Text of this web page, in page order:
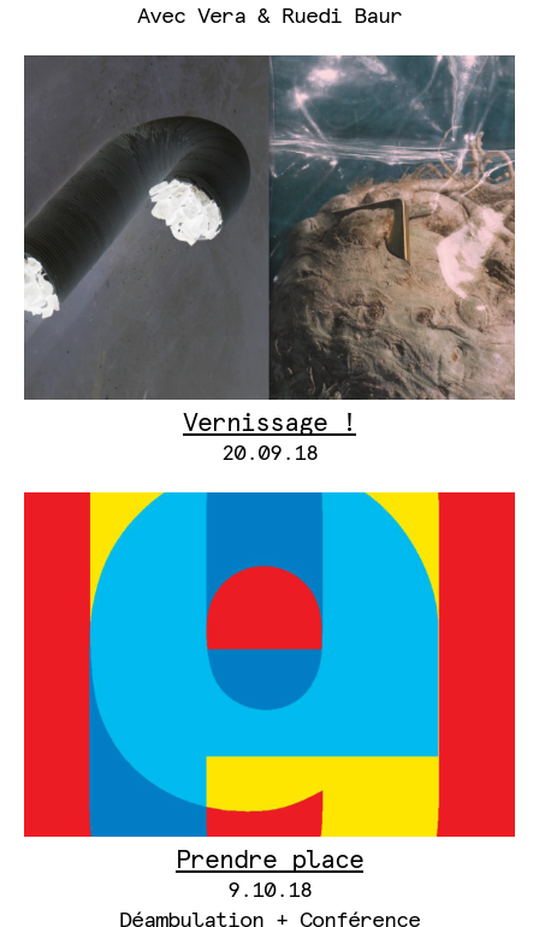
Avec Vera & Ruedi Baur
Vernissage !
20.09.18
Prendre place
9.10.18
Déambulation + Conférence